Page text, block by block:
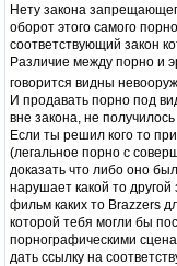
Нету закона
оборот этого самого
соответствующий закон
Различие между порно и
говорится видны
И продавать порно под
вне закона, не
Если ты решил кого то
(легальное порно с
доказать что либо оно
нарушает какой то
фильм каких то Brazzers
которой тебя могли бы
порнографическими
дать ссылку на